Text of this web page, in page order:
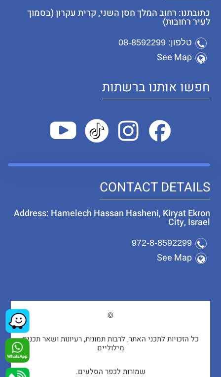
כתובתנו: רחוב המלך חסן השני, קרית עקרון (בסמוך
לעיר רחובות)
טלפון: 08-8592299
See Map
חפשו אותנו ברשתות
CONTACT DETAILS
Address: Hamelech Hassan Hasheni, Kiryat Ekron
City, Israel
972-8-8592299
See Map
©
כל הזכויות לתכני האתר, לרבות תמונות, רעיונות ושאר תכנים
מילוליים
שמורות לכפר הסלעים.